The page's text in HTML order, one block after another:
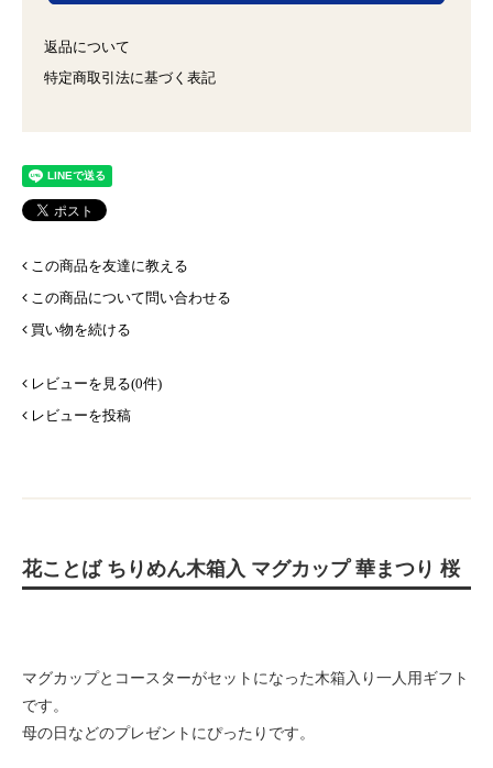
返品について
特定商取引法に基づく表記
この商品を友達に教える
この商品について問い合わせる
買い物を続ける
レビューを見る(0件)
レビューを投稿
花ことば ちりめん木箱入 マグカップ 華まつり 桜
マグカップとコースターがセットになった木箱入り一人用ギフト
です。
母の日などのプレゼントにぴったりです。